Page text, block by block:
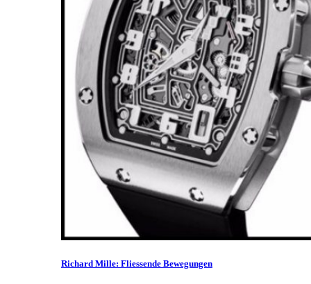
Richard Mille: Fliessende Bewegungen